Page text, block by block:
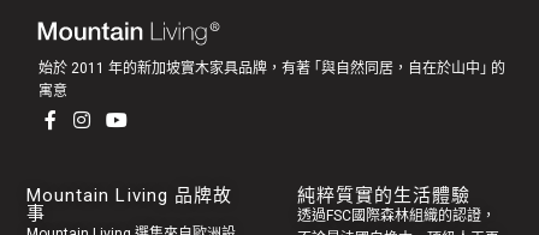
始於 2011 年的新加坡實木家具品牌，有著 ｢與自然同居，自在於山中｣ 的
寓意
Mountain Living 品牌故
事
純粹質實的生活體驗
透過FSC國際森林組織的認證，